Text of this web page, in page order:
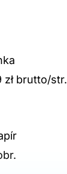
zł brutto/str.